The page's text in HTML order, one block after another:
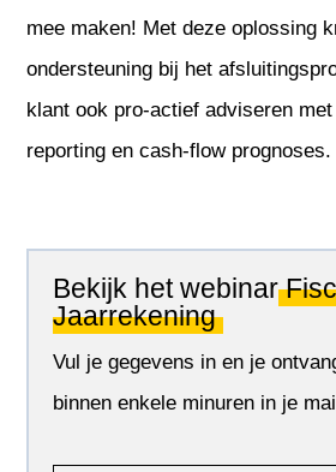
mee maken! Met deze oplossing
ondersteuning bij het
klant ook pro-actief adviseren
reporting en cash-flow prognoses.
Bekijk het webinar
Jaarrekening
Vul je gegevens in en je
binnen enkele minuren in je